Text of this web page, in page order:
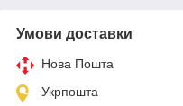
Умови доставки
Нова Пошта
Укрпошта